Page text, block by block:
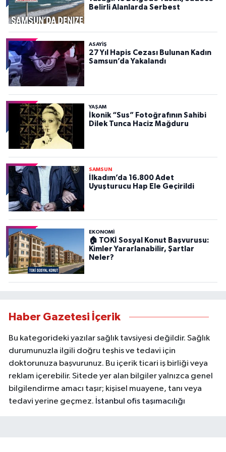
Belirli Alanlarda Serbest
ASAYIŞ
27 Yıl Hapis Cezası Bulunan Kadın
Samsun’da Yakalandı
YAŞAM
İkonik “Sus” Fotoğrafının Sahibi
Dilek Tunca Haciz Mağduru
SAMSUN
İlkadım’da 16.800 Adet
Uyuşturucu Hap Ele Geçirildi
EKONOMİ
🏠 TOKİ Sosyal Konut Başvurusu:
Kimler Yararlanabilir, Şartlar
Neler?
Haber Gazetesi İçerik
Bu kategorideki yazılar sağlık tavsiyesi değildir. Sağlık
durumunuzla ilgili doğru teşhis ve tedavi için
doktorunuza başvurunuz. Bu içerik ticari iş birliği veya
reklam içerebilir. Sitede yer alan bilgiler yalnızca genel
bilgilendirme amacı taşır; kişisel muayene, tanı veya
tedavi yerine geçmez. İstanbul ofis taşımacılığı